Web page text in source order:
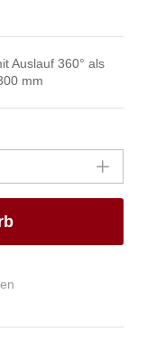
Auslauf 360° als
mm